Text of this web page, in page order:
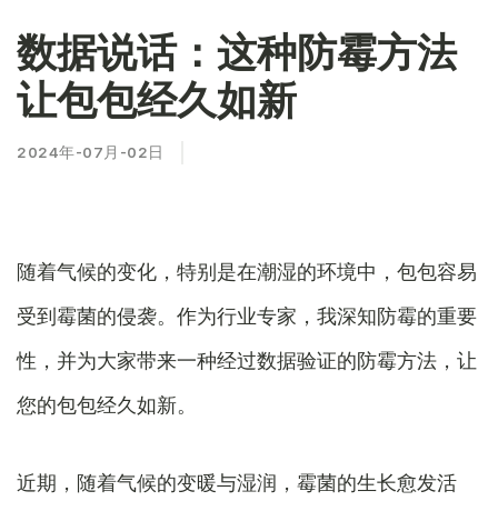
数据说话：这种防霉方法
让包包经久如新
2024年-07月-02日
随着气候的变化，特别是在潮湿的环境中，包包容易
受到霉菌的侵袭。作为行业专家，我深知防霉的重要
性，并为大家带来一种经过数据验证的防霉方法，让
您的包包经久如新。
近期，随着气候的变暖与湿润，霉菌的生长愈发活